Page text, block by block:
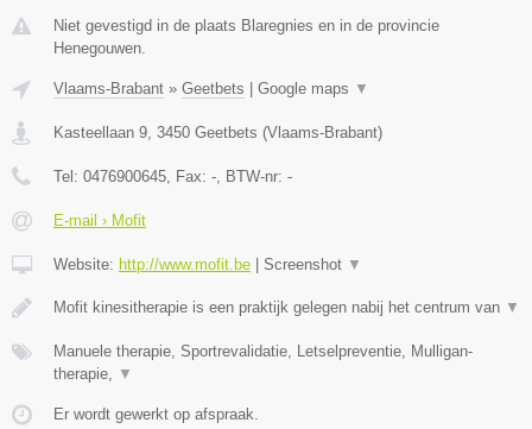
Niet gevestigd in de plaats Blaregnies en in de provincie
Henegouwen.
Vlaams-Brabant » Geetbets | Google maps ▼
Kasteellaan 9 3450 Geetbets (Vlaams-Brabant)
Tel: 0476900645 , Fax: - , BTW-nr: -
E-mail › Mofit
Website: http://www.mofit.be | Screenshot ▼
Mofit kinesitherapie is een praktijk gelegen nabij het centrum van ▼
Manuele therapie, Sportrevalidatie, Letselpreventie, Mulligan-
therapie,
▼
Er wordt gewerkt op afspraak.